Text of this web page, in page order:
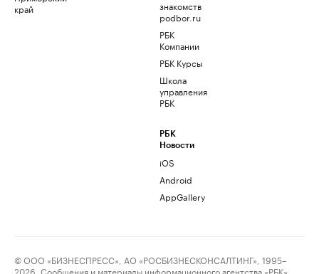
край
знакомств
podbor.ru
РБК
Компании
РБК Курсы
Школа
управления
РБК
РБК
Новости
iOS
Android
AppGallery
© ООО «БИЗНЕСПРЕСС», АО «РОСБИЗНЕСКОНСАЛТИНГ», 1995–
2026. Сообщения и материалы информационного агентства «РБК»